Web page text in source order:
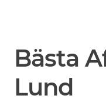
Bästa
Lund